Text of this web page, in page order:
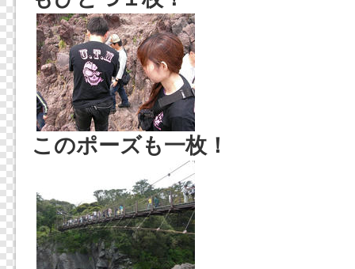
このポーズも一枚！